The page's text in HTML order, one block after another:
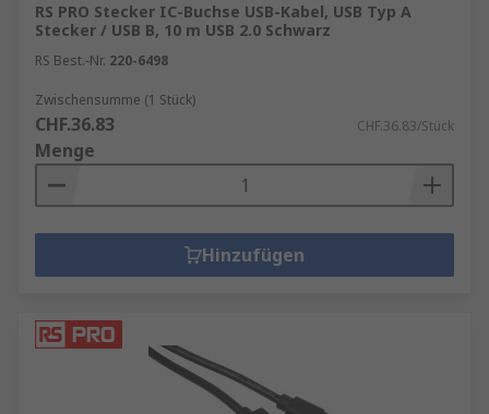
RS PRO Stecker IC-Buchse USB-Kabel, USB Typ A
Stecker / USB B, 10 m USB 2.0 Schwarz
RS Best.-Nr. 220-6498
Zwischensumme (1 Stück)
CHF.36.83 CHF.36.83/Stück
Menge
Hinzufügen